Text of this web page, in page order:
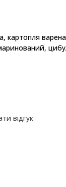
картопля
відгук